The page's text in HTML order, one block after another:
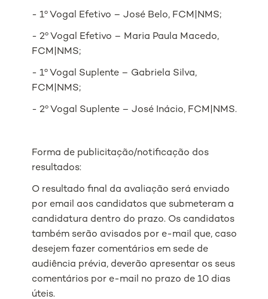
- 1º Vogal Efetivo – José Belo, FCM|NMS;
- 2º Vogal Efetivo – Maria Paula Macedo,
FCM|NMS;
- 1º Vogal Suplente – Gabriela Silva,
FCM|NMS;
- 2º Vogal Suplente – José Inácio, FCM|NMS.
Forma de publicitação/notificação dos
resultados:
O resultado final da avaliação será enviado
por email aos candidatos que submeteram a
candidatura dentro do prazo. Os candidatos
também serão avisados ​​por e-mail que, caso
desejem fazer comentários em sede de
audiência prévia, deverão apresentar os seus
comentários por e-mail no prazo de 10 dias
úteis.